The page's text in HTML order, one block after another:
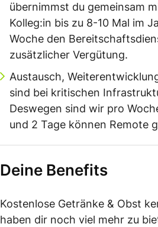
übernimmst du gemeinsam
Kolleg:in bis zu 8-10 Mal im
Woche den
zusätzlicher Vergütung.
Austausch,
sind bei kritischen
Deswegen sind wir pro
und 2 Tage können Remote
Deine Benefits
Kostenlose Getränke & Obst
haben dir noch viel mehr zu